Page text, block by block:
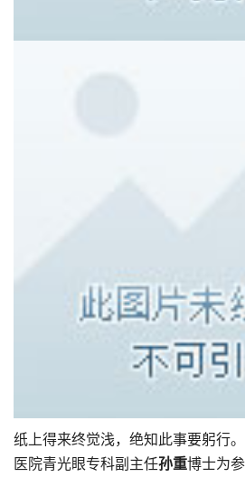
纸上得来终觉浅，绝知此事要躬行
医院青光眼专科副主任孙重博士为